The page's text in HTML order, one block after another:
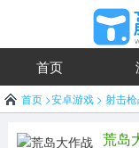
首页
首页 >安卓游戏 > 射击
荒岛